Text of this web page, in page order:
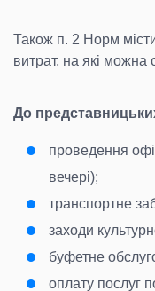
Також п. 2 Норм
витрат, на які можна
До
проведення
вечері);
транспортне
заходи
буфетне
оплату послуг